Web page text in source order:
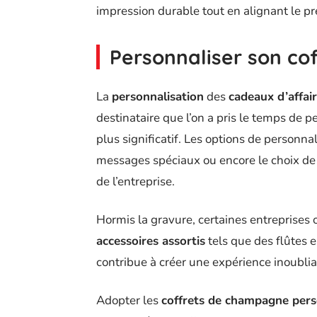
impression durable tout en alignant le
Personnaliser son
La personnalisation descadeaux
destinataire que l’on a pris le temps de
plus significatif. Les options de
messages spéciaux ou encore le choix
de l’entreprise.
Hormis la gravure, certaines
accessoires assortistels que des flûtes
contribue à créer une expérience
Adopter lescoffrets de champagne